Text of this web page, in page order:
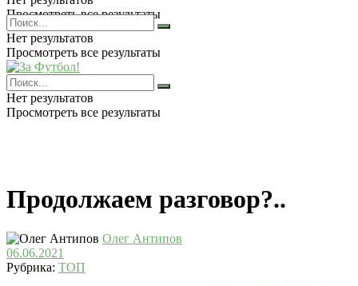
Просмотреть все результаты
Нет результатов
Просмотреть все результаты
Нет результатов
Просмотреть все результаты
Продолжаем разговор?..
Олег Антипов
06.06.2021
Рубрика: ТОП